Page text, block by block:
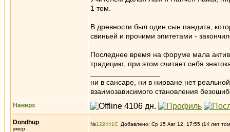
1 том.
В древности был один сын пандита,
свиньей и прочими эпитетами -
Последнее время на форуме мала
традицию, при этом считает себя
ни в сансаре, ни в нирване нет
взаимозависимого становления
Наверх
Dondhup
умер
№122441 Добавлено: Ср 15 Авг 12, 17:55 (14 лет